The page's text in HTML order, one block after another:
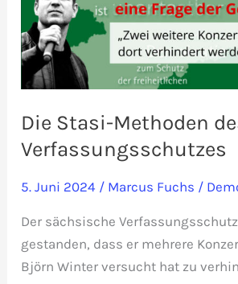
Die Stasi-Methoden
Verfassungsschutzes
5. Juni 2024 / Marcus Fuchs /
Der sächsische
gestanden, dass er mehrere
Björn Winter versucht hat zu